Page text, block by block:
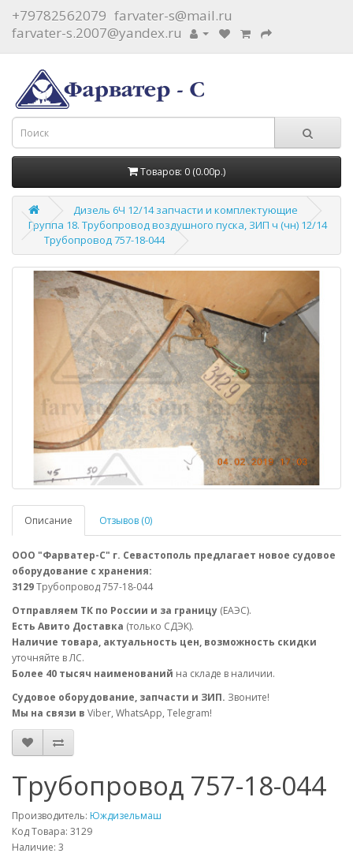
+79782562079 farvater-s@mail.ru
farvater-s.2007@yandex.ru
Товаров: 0 (0.00р.)
Дизель 6Ч 12/14 запчасти и комплектующие
Группа 18. Трубопровод воздушного пуска, ЗИП ч (чн) 12/14
Трубопровод 757-18-044
Описание Отзывов (0)
ООО "Фарватер-С" г. Севастополь предлагает новое судовое
оборудование с хранения:
3129Трубопровод 757-18-044
Отправляем ТК по России и за границу (ЕАЭС).
Есть Авито Доставка (только СДЭК).
Наличие товара, актуальность цен, возможность скидки
уточняйте в ЛС.
Более 40 тысяч наименований на складе в наличии.
Судовое оборудование, запчасти и ЗИП. Звоните!
Мы на связи в Viber, WhatsApp, Telegram!
Трубопровод 757-18-044
Производитель: Юждизельмаш
Код Товара: 3129
Наличие: 3